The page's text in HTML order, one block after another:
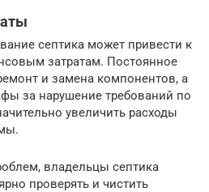
септика может привести к
затратам. Постоянное
и замена компонентов, а
за нарушение требований по
увеличить расходы
владельцы септика
проверять и чистить